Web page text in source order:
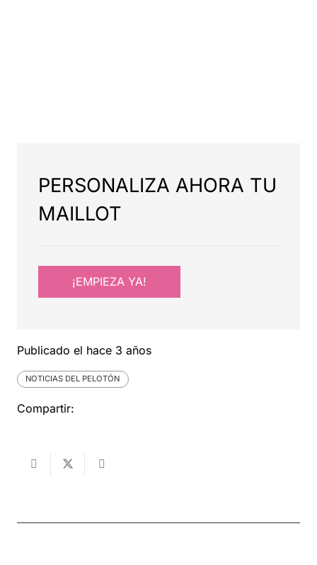
PERSONALIZA AHORA TU
MAILLOT
¡EMPIEZA YA!
Publicado el hace 3 años
NOTICIAS DEL PELOTÓN
Compartir: